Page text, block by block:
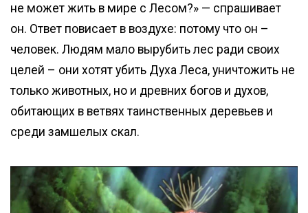
не может жить в мире с Лесом?» — спрашивает
он. Ответ повисает в воздухе: потому что он –
человек. Людям мало вырубить лес ради своих
целей – они хотят убить Духа Леса, уничтожить не
только животных, но и древних богов и духов,
обитающих в ветвях таинственных деревьев и
среди замшелых скал.